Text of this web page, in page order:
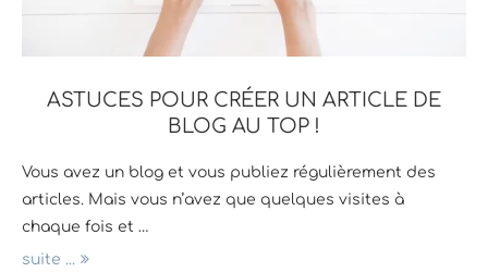
ASTUCES POUR CRÉER UN ARTICLE DE
BLOG AU TOP !
Vous avez un blog et vous publiez régulièrement des
articles. Mais vous n’avez que quelques visites à
chaque fois et …
suite ...